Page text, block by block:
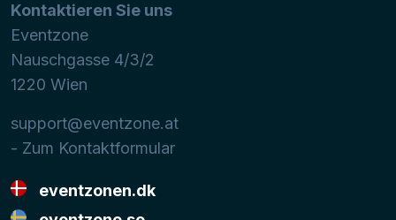
Kontaktieren Sie uns
Eventzone
Nauschgasse 4/3/2
1220 Wien
support@eventzone.at
- Zum Kontaktformular
eventzonen.dk